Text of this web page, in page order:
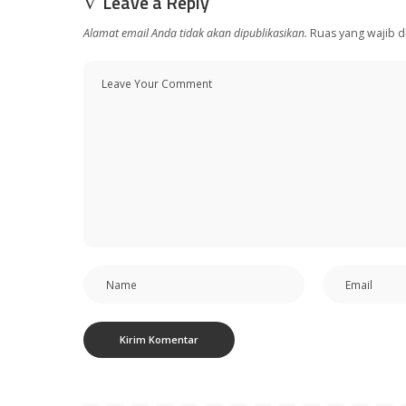
Alamat email Anda tidak akan dipublikasikan. Ruas yang wajib